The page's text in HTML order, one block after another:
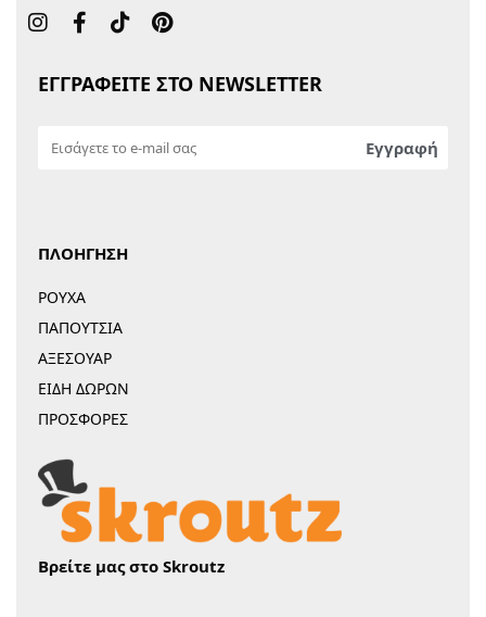
ΕΓΓΡΑΦΕΙΤΕ ΣΤΟ NEWSLETTER
ΠΛΟΗΓΗΣΗ
ΡΟΥΧΑ
ΠΑΠΟΥΤΣΙΑ
ΑΞΕΣΟΥΑΡ
ΕΙΔΗ ΔΩΡΩΝ
ΠΡΟΣΦΟΡΕΣ
Βρείτε μας στο Skroutz